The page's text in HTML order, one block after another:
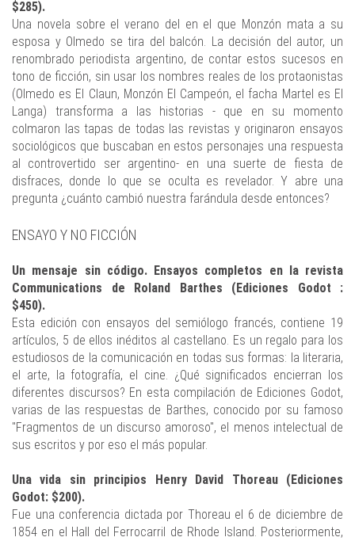
$285).
Una novela sobre el verano del en el que Monzón mata a su
esposa y Olmedo se tira del balcón. La decisión del autor, un
renombrado periodista argentino, de contar estos sucesos en
tono de ficción, sin usar los nombres reales de los protaonistas
(Olmedo es El Claun, Monzón El Campeón, el facha Martel es El
Langa) transforma a las historias - que en su momento
colmaron las tapas de todas las revistas y originaron ensayos
sociológicos que buscaban en estos personajes una respuesta
al controvertido ser argentino- en una suerte de fiesta de
disfraces, donde lo que se oculta es revelador. Y abre una
pregunta ¿cuánto cambió nuestra farándula desde entonces?
ENSAYO Y NO FICCIÓN
Un mensaje sin código. Ensayos completos en la revista
Communications de Roland Barthes (Ediciones Godot :
$450).
Esta edición con ensayos del semiólogo francés, contiene 19
artículos, 5 de ellos inéditos al castellano. Es un regalo para los
estudiosos de la comunicación en todas sus formas: la literaria,
el arte, la fotografía, el cine. ¿Qué significados encierran los
diferentes discursos? En esta compilación de Ediciones Godot,
varias de las respuestas de Barthes, conocido por su famoso
"Fragmentos de un discurso amoroso", el menos intelectual de
sus escritos y por eso el más popular.
Una vida sin principios Henry David Thoreau (Ediciones
Godot: $200).
Fue una conferencia dictada por Thoreau el 6 de diciembre de
1854 en el Hall del Ferrocarril de Rhode Island. Posteriormente,